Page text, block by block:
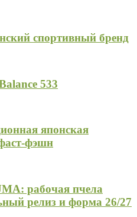
спортивный бренд
533
японская
фэшн
рабочая пчела
релиз и форма 26/27